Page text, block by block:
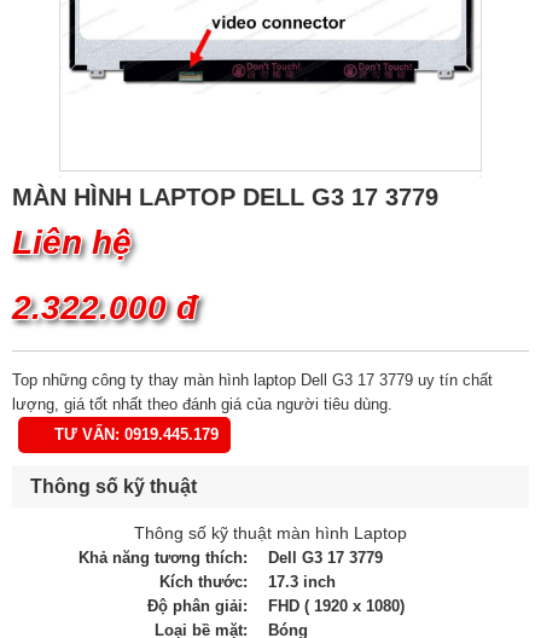
MÀN HÌNH LAPTOP DELL G3 17 3779
Liên hệ
2.322.000 đ
Top những công ty thay màn hình laptop Dell G3 17 3779 uy tín chất
lượng, giá tốt nhất theo đánh giá của người tiêu dùng.
TƯ VẤN: 0919.445.179
Thông số kỹ thuật
Thông số kỹ thuật màn hình Laptop
Khả năng tương thích:
Dell G3 17 3779
Kích thước:
17.3 inch
Độ phân giải:
FHD ( 1920 x 1080)
Loại bề mặt:
Bóng